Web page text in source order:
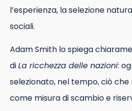
l’esperienza, la selezione
sociali.
Adam Smith lo spiega
diLa ricchezza delle nazioni:
selezionato, nel tempo, ciò
come misura di scambio e